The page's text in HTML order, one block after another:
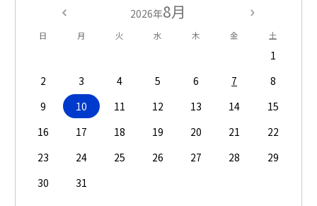
2026年8月
日 月 火 水 木 金 土
1
2
3 4 5 6 7
8
9
10 11 12 13 14
15
16
17 18 19 20 21
22
23
24 25 26 27 28
29
30
31